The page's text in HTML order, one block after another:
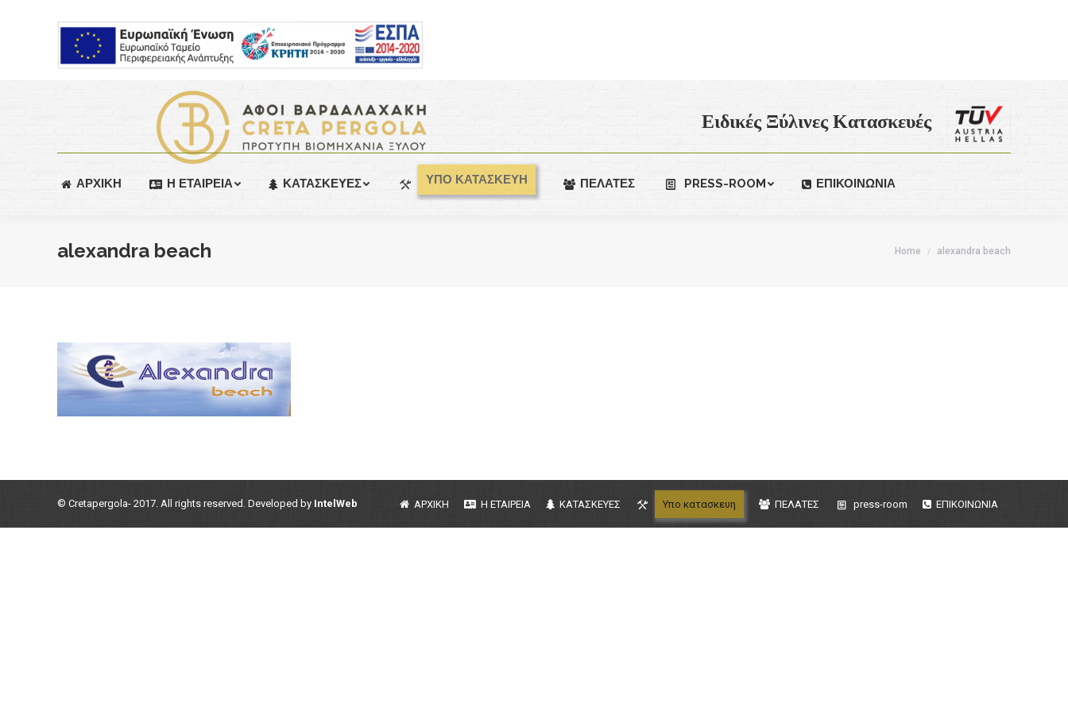
Ειδικές Ξύλινες Κατασκευές
ΑΡΧΙΚΗ Η ΕΤΑΙΡΕΙΑ ΚΑΤΑΣΚΕΥΕΣ ΥΠΟ ΚΑΤΑΣΚΕΥΗ ΠΕΛΑΤΕΣ PRESS-ROOM ΕΠΙΚΟΙΝΩΝΙΑ
alexandra beach Home alexandra beach
© Cretapergola- 2017. All rights reserved. Developed by IntelWeb ΑΡΧΙΚΗ Η ΕΤΑΙΡΕΙΑ ΚΑΤΑΣΚΕΥΕΣ Υπο κατασκευη ΠΕΛΑΤΕΣ press-room ΕΠΙΚΟΙΝΩΝΙΑ